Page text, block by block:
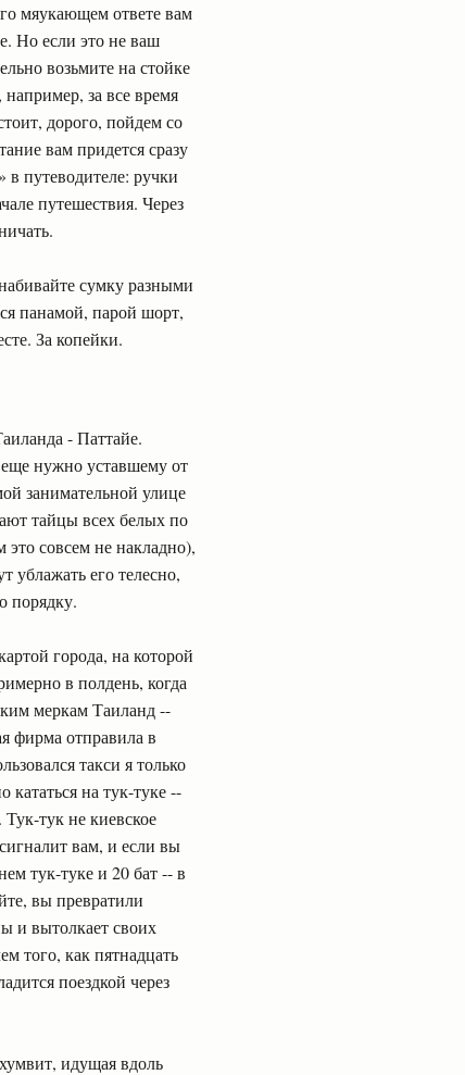
мяукающем ответе вам
Но если это не ваш
возьмите на стойке
за все время
дорого, пойдем со
вам придется сразу
в путеводителе: ручки
путешествия. Через
сумку разными
панамой, парой шорт,
За копейки.
- Паттайе.
нужно уставшему от
занимательной улице
тайцы всех белых по
совсем не накладно),
ублажать его телесно,
порядку.
города, на которой
в полдень, когда
меркам Таиланд --
фирма отправила в
такси я только
на тук-туке --
тук не киевское
вам, и если вы
тук-туке и 20 бат -- в
вы превратили
и вытолкает своих
того, как пятнадцать
поездкой через
идущая вдоль